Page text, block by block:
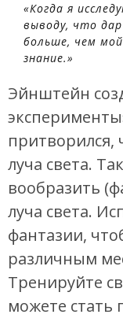
«Когда я
выводу, что
больше, чем
знание.»
Эйнштейн
притворился,
луча света.
вообразить
луча света.
фантазии,
различным
Тренируйте
можете стать